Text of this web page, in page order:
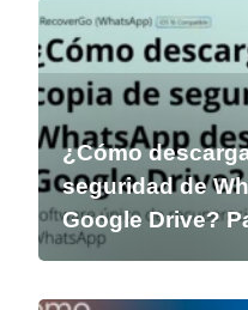
¿Cómo
seguridad de
Google Drive?